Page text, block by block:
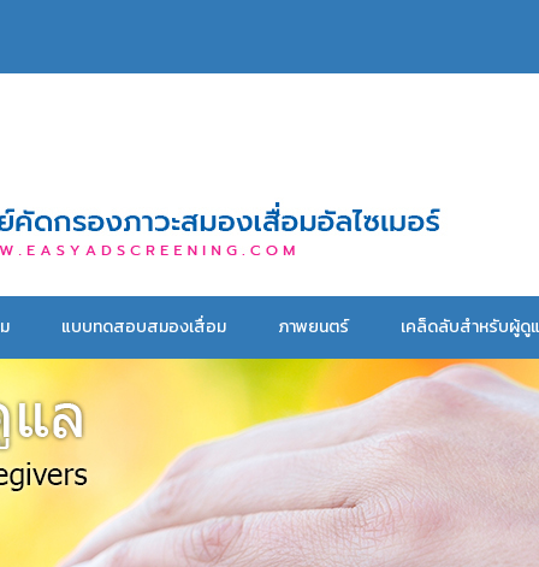
แบบทดสอบสมองเสื่อม ภาพยนตร์ เคล็ดลับสำหรับผู้ดู